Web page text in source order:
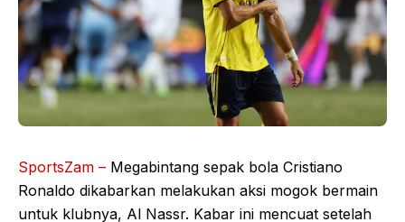
SportsZam – Megabintang sepak bola Cristiano
Ronaldo dikabarkan melakukan aksi mogok bermain
untuk klubnya, Al Nassr. Kabar ini mencuat setelah